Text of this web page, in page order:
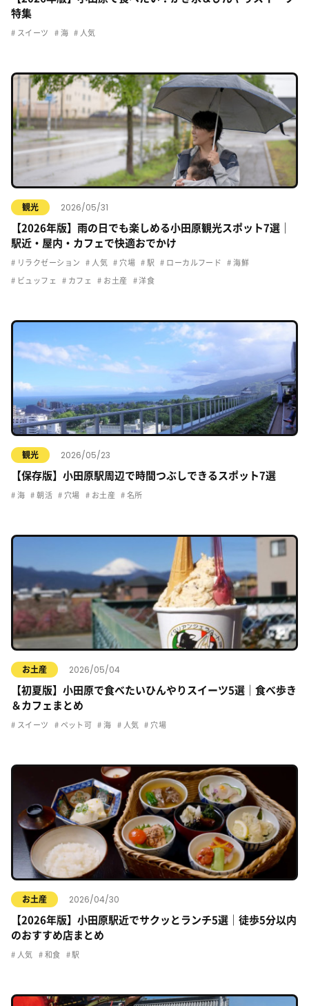
特集
スイーツ 海 人気
観光 2026/05/31
【2026年版】雨の日でも楽しめる小田原観光スポット7選｜
駅近・屋内・カフェで快適おでかけ
リラクゼーション 人気 穴場 駅 ローカルフード 海鮮
ビュッフェ カフェ お土産 洋食
観光 2026/05/23
【保存版】小田原駅周辺で時間つぶしできるスポット7選
海 朝活 穴場 お土産 名所
お土産 2026/05/04
【初夏版】小田原で食べたいひんやりスイーツ5選｜食べ歩き
＆カフェまとめ
スイーツ ペット可 海 人気 穴場
お土産 2026/04/30
【2026年版】小田原駅近でサクッとランチ5選｜徒歩5分以内
のおすすめ店まとめ
人気 和食 駅